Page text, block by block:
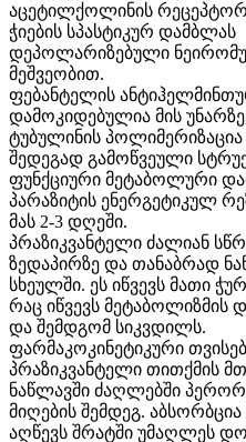
აცეტილქოლინის
ჭიების სპასტიკურ დამბლას
დეპოლარიზებული
მეშვეობით.
ფებანტელის
დამოკიდებულია მის
ტუბულინის
შედეგად გამოწვეული
ფუნქციური მეტაბოლური
პარაზიტის ენერგეტიკულ
მას 2-3 დღეში.
პრაზიკვანტელი ძალიან
ზედაპირზე და თანაბრად
სხეულში. ეს იწვევს მათი
რაც იწვევს მეტაბოლიზმის
და შემდგომ სიკვდილს.
ფარმაკოკინეტიკური
პრაზიკვანტელი თითქმის
ნაწლავში ძაღლებში
მიღების შემდეგ.
აღწევს შრატში უმაღლეს